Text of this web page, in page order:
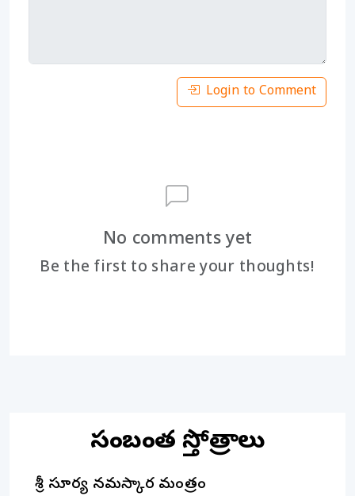
Login to Comment
No comments yet
Be the first to share your thoughts!
సంబంధిత స్తోత్రాలు
శ్రీ సూర్య నమస్కార మంత్రం